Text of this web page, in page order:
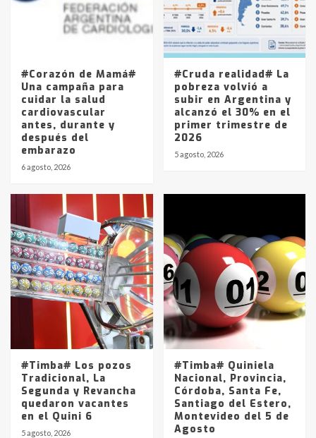
Los precios de los combustibles en
La Pampa, desde YPF hasta Axion
entre 857 a 1338 pesos
#Corazón de Mamá#
Una campaña para
cuidar la salud
cardiovascular
antes, durante y
después del
embarazo
6 agosto, 2026
#Cruda realidad# La
pobreza volvió a
subir en Argentina y
alcanzó el 30% en el
primer trimestre de
2026
5 agosto, 2026
#Timba# Los pozos
Tradicional, La
Segunda y Revancha
quedaron vacantes
en el Quini 6
5 agosto, 2026
#Timba# Quiniela
Nacional, Provincia,
Córdoba, Santa Fe,
Santiago del Estero,
Montevideo del 5 de
Agosto